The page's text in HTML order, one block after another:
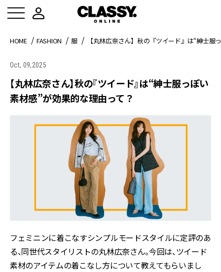
HOME FASHION 服 【丸林広奈さん】秋の『ツイード』は“紳士服
Oct, 09,2025
【丸林広奈さん】秋の『ツイード』は“紳士服っぽい
素材感”が効果的な理由って？
フェミニンに着こなすシンプルモードスタイルに定評のあ
る、同世代スタイリストの丸林広奈さん。今回は、ツイード
素材のアイテムの着こなし方について教えてもらいまし